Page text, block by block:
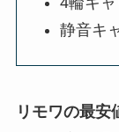
静音キ
リモワの最安